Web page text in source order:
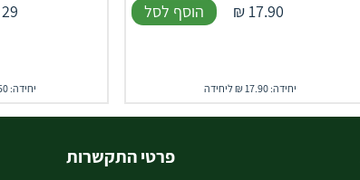
17.90
₪ הוסף לסל
יחידה: 17.90 ₪ ליחידה
29
יחידה: 1450 ₪ ל-100 גרם
פרטי התקשרות